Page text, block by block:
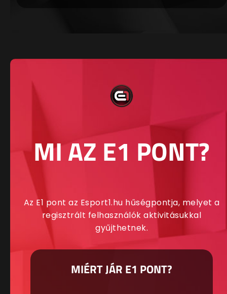
MI AZ E1 PONT?
Az E1 pont az Esport1.hu hűségpontja, melyet a
regisztrált felhasználók aktivitásukkal
gyűjthetnek.
MIÉRT JÁR E1 PONT?